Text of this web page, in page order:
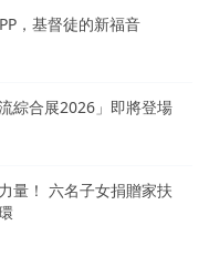
，基督徒的新福音
綜合展2026」即將登場
量！ 六名子女捐贈家扶